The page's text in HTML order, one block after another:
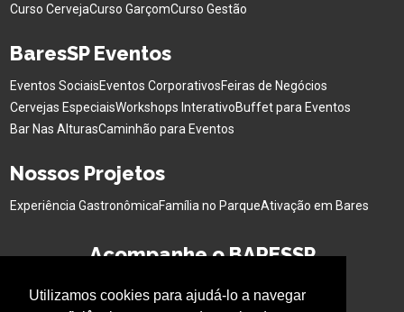
Utilizamos cookies para ajudá-lo a navegar
Curso CervejaCurso GarçomCurso Gestão
BaresSP Eventos
Eventos SociaisEventos CorporativosFeiras de Negócios
Cervejas EspeciaisWorkshops InterativoBuffet para Eventos
Bar Nas AlturasCaminhão para Eventos
Nossos Projetos
Experiência GastronômicaFamília no ParqueAtivação em Bares
Acompanhe o BARESSP